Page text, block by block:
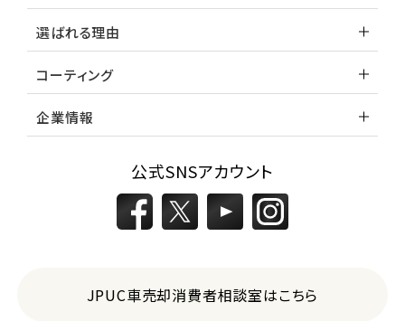
選ばれる理由
コーティング
企業情報
公式SNSアカウント
JPUC車売却消費者相談室はこちら